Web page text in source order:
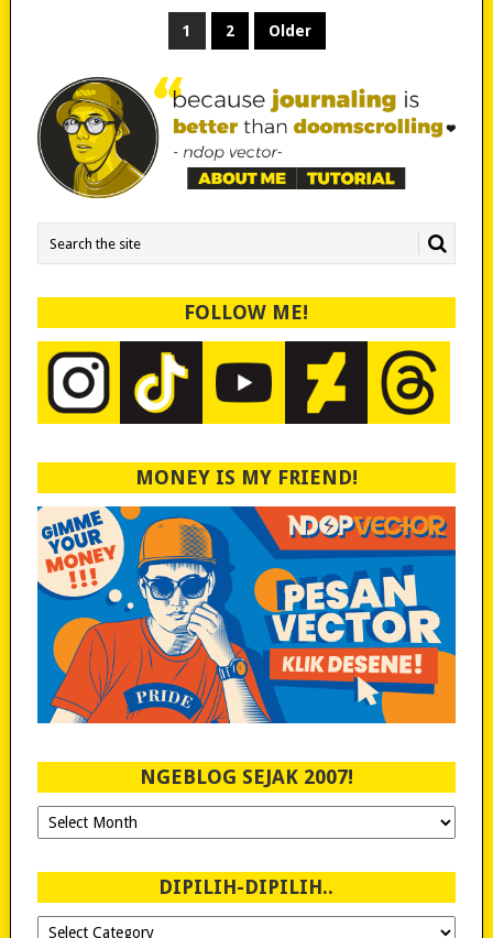
1 2 Older
FOLLOW ME!
MONEY IS MY FRIEND!
NGEBLOG SEJAK 2007!
Ngeblog
Sejak
DIPILIH-DIPILIH..
Dipilih-